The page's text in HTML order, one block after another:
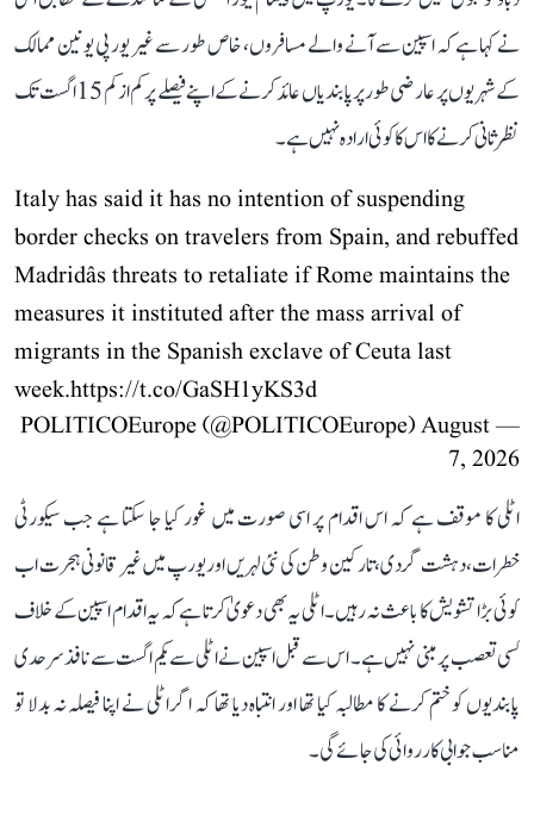
نے کہا ہے کہ اسپین سے آنے والے مسافروں، خاص طور سے غیر یورپی یونین ممالک
کے شہریوں پر عارضی طور پر پابندیاں عائد کرنے کے اپنے فیصلے پر کم از کم 15 اگست تک
نظرثانی کرنے کا اس کا کوئی ارادہ نہیں ہے۔
Italy has said it has no intention of suspending
border checks on travelers from Spain, and rebuffed
Madridâs threats to retaliate if Rome maintains the
measures it instituted after the mass arrival of
migrants in the Spanish exclave of Ceuta last
week.https://t.co/GaSH1yKS3d
— POLITICOEurope (@POLITICOEurope)
August
7, 2026
اٹلی کا موقف ہے کہ اس اقدام پر اسی صورت میں غور کیا جا سکتا ہے جب سیکورٹی
خطرات، دہشت گردی، تارکین وطن کی نئی لہریں اور یورپ میں غیر قانونی ہجرت اب
کوئی بڑا تشویش کا باعث نہ رہیں۔ اٹلی یہ بھی دعویٰ کرتا ہے کہ یہ اقدام اسپین کے خلاف
کسی تعصب پر مبنی نہیں ہے۔ اس سے قبل اسپین نے اٹلی سے یکم اگست سے نافذ سرحدی
پابندیوں کو ختم کرنے کا مطالبہ کیا تھا اور انتباہ دیا تھا کہ اگر اٹلی نے اپنا فیصلہ نہ بدلا تو
مناسب جوابی کارروائی کی جائے گی۔